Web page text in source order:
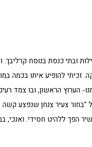
ובתי כנסת בנוסח קרליבך.
להופיע איתו בכמה
הערוץ הראשון, ובו צמד
צעיר צנחן שנפצע קשה